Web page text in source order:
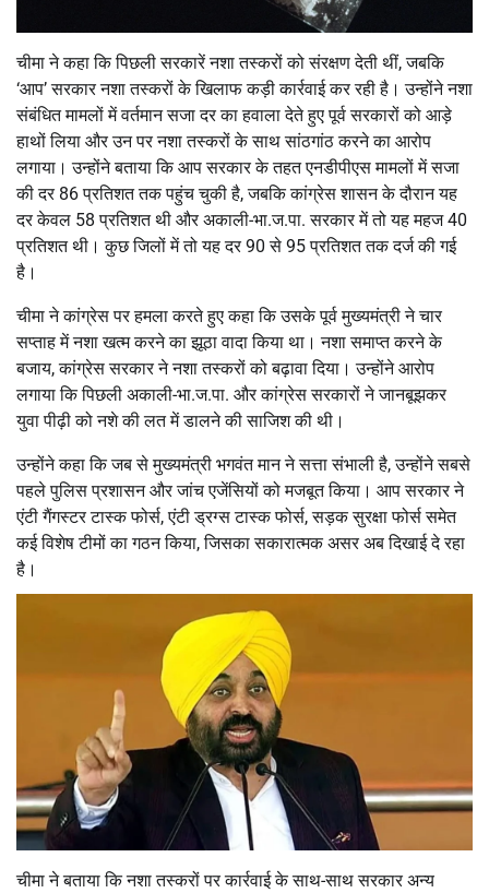
चीमा ने कहा कि पिछली सरकारें नशा तस्करों को संरक्षण देती थीं, जबकि
‘आप’ सरकार नशा तस्करों के खिलाफ कड़ी कार्रवाई कर रही है। उन्होंने नशा
संबंधित मामलों में वर्तमान सजा दर का हवाला देते हुए पूर्व सरकारों को आड़े
हाथों लिया और उन पर नशा तस्करों के साथ सांठगांठ करने का आरोप
लगाया। उन्होंने बताया कि आप सरकार के तहत एनडीपीएस मामलों में सजा
की दर 86 प्रतिशत तक पहुंच चुकी है, जबकि कांग्रेस शासन के दौरान यह
दर केवल 58 प्रतिशत थी और अकाली-भा.ज.पा. सरकार में तो यह महज 40
प्रतिशत थी। कुछ जिलों में तो यह दर 90 से 95 प्रतिशत तक दर्ज की गई
है।
चीमा ने कांग्रेस पर हमला करते हुए कहा कि उसके पूर्व मुख्यमंत्री ने चार
सप्ताह में नशा खत्म करने का झूठा वादा किया था। नशा समाप्त करने के
बजाय, कांग्रेस सरकार ने नशा तस्करों को बढ़ावा दिया। उन्होंने आरोप
लगाया कि पिछली अकाली-भा.ज.पा. और कांग्रेस सरकारों ने जानबूझकर
युवा पीढ़ी को नशे की लत में डालने की साजिश की थी।
उन्होंने कहा कि जब से मुख्यमंत्री भगवंत मान ने सत्ता संभाली है, उन्होंने सबसे
पहले पुलिस प्रशासन और जांच एजेंसियों को मजबूत किया। आप सरकार ने
एंटी गैंगस्टर टास्क फोर्स, एंटी ड्रग्स टास्क फोर्स, सड़क सुरक्षा फोर्स समेत
कई विशेष टीमों का गठन किया, जिसका सकारात्मक असर अब दिखाई दे रहा
है।
चीमा ने बताया कि नशा तस्करों पर कार्रवाई के साथ-साथ सरकार अन्य